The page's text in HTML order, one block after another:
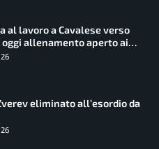
al lavoro a Cavalese verso
oggi allenamento aperto ai
eliminato all’esordio da